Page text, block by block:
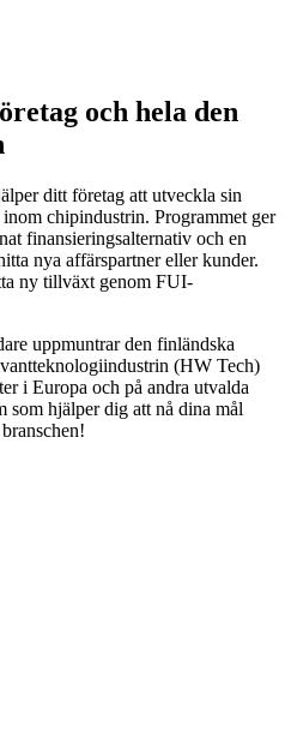
och hela den
ditt företag att utveckla sin
chipindustrin. Programmet ger
finansieringsalternativ och en
nya affärspartner eller kunder.
ny tillväxt genom FUI-
uppmuntrar den finländska
(HW Tech)
i Europa och på andra utvalda
som hjälper dig att nå dina mål